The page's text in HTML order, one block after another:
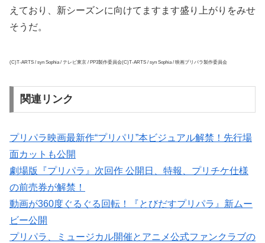
えており、新シーズンに向けてますます盛り上がりをみせ
そうだ。
(C)T-ARTS / syn Sophia / テレビ東京 / PP3製作委員会(C)T-ARTS / syn Sophia / 映画プリパラ製作委員会
関連リンク
プリパラ映画最新作“プリパリ”本ビジュアル解禁！先行場
面カットも公開
劇場版『プリパラ』次回作 公開日、特報、プリチケ仕様
の前売券が解禁！
動画が360度ぐるぐる回転！『とびだすプリパラ』新ムー
ビー公開
プリパラ、ミュージカル開催とアニメ公式ファンクラブの